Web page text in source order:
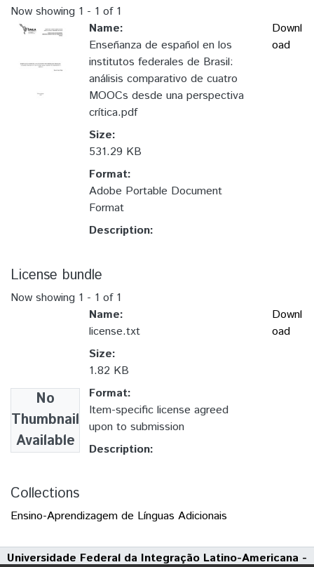
Now showing 1 - 1 of 1
Name:
Enseñanza de español en los
institutos federales de Brasil:
análisis comparativo de cuatro
MOOCs desde una perspectiva
crítica.pdf
Size:
531.29 KB
Format:
Adobe Portable Document
Format
Description:
Downl
oad
License bundle
Now showing 1 - 1 of 1
No
Thumbnail
Available
Name:
license.txt
Size:
1.82 KB
Format:
Item-specific license agreed
upon to submission
Description:
Downl
oad
Collections
Ensino-Aprendizagem de Línguas Adicionais
Universidade Federal da Integração Latino-Americana -